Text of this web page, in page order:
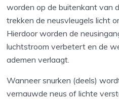
worden op de buitenkant van
trekken de neusvleugels licht
Hierdoor worden de
luchtstroom verbetert en de
ademen verlaagt.
Wanneer snurken (deels)
vernauwde neus of lichte